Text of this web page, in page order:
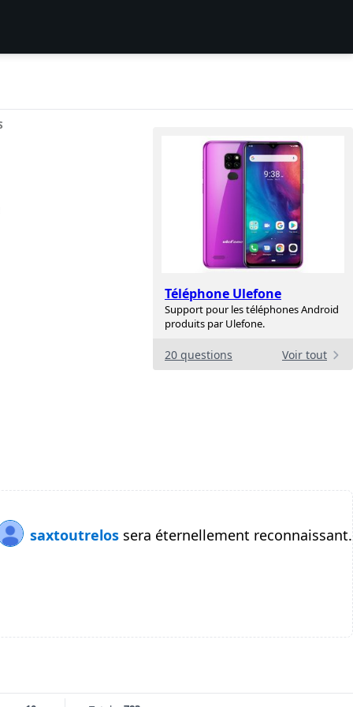
Téléphone Ulefone
Support pour les téléphones Android
produits par Ulefone.
20 questions Voir tout
saxtoutrelos sera éternellement reconnaissant.